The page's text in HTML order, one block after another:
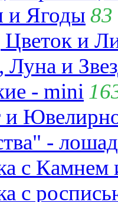
и Ягоды 83
Цветок и
Луна и
- mini
-
с
с